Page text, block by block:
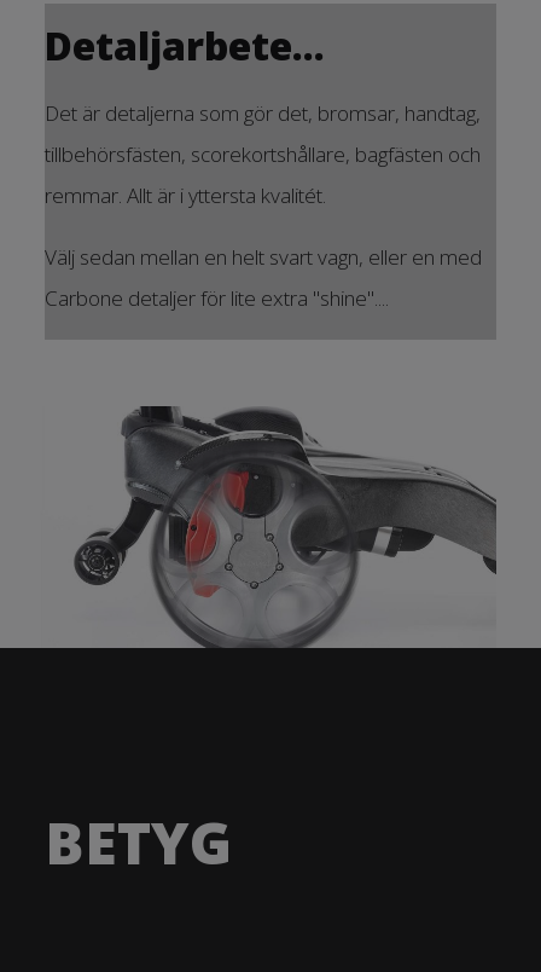
Detaljarbete...
Det är detaljerna som gör det, bromsar, handtag,
tillbehörsfästen, scorekortshållare, bagfästen och
remmar. Allt är i yttersta kvalitét.
Välj sedan mellan en helt svart vagn, eller en med
Carbone detaljer för lite extra "shine"....
BETYG